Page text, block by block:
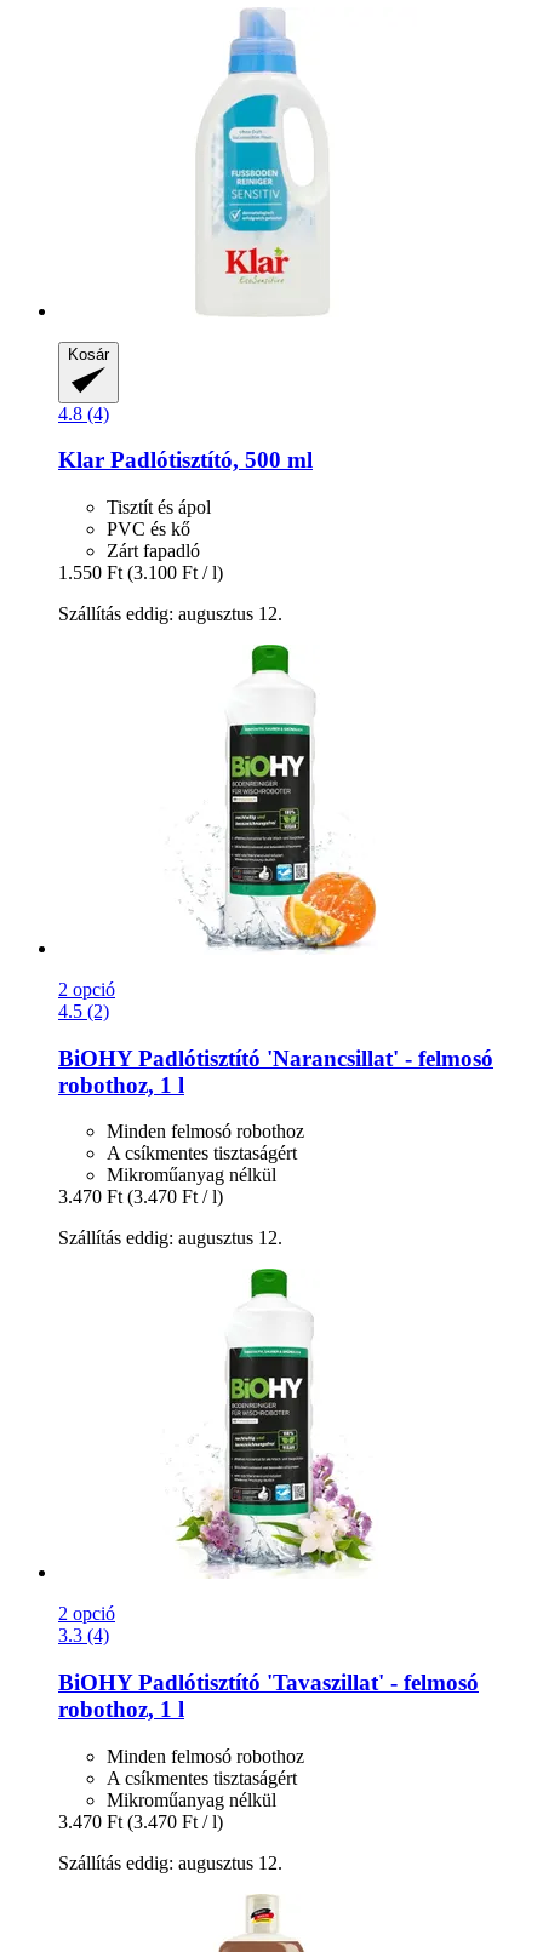
Kosár
4.8 (4)
Klar Padlótisztító, 500 ml
Tisztít és ápol
PVC és kő
Zárt fapadló
1.550 Ft (3.100 Ft / l)
Szállítás eddig: augusztus 12.
2 opció
4.5 (2)
BiOHYPadlótisztító 'Narancsillat' -​ felmosó
robothoz, 1 l
Minden felmosó robothoz
A csíkmentes tisztaságért
Mikroműanyag nélkül
3.470 Ft (3.470 Ft / l)
Szállítás eddig: augusztus 12.
2 opció
3.3 (4)
BiOHYPadlótisztító 'Tavaszillat' -​ felmosó
robothoz, 1 l
Minden felmosó robothoz
A csíkmentes tisztaságért
Mikroműanyag nélkül
3.470 Ft (3.470 Ft / l)
Szállítás eddig: augusztus 12.